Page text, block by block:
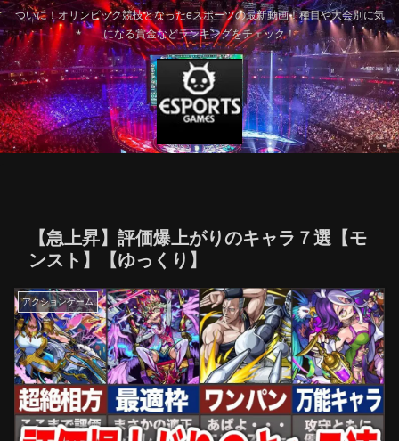
ついに！オリンピック競技となったeスポーツの最新動画！種目や大会別に気
になる賞金などランキングをチェック！
【急上昇】評価爆上がりのキャラ７選【モ
ンスト】【ゆっくり】
アクションゲーム